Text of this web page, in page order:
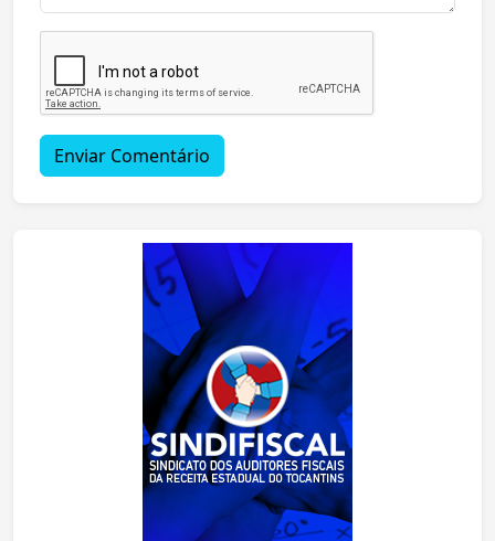
Enviar Comentário